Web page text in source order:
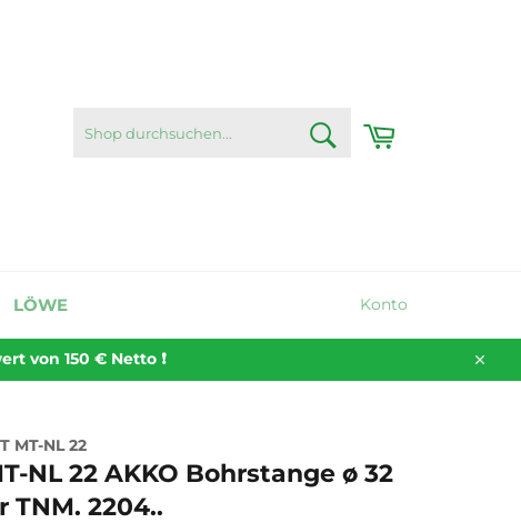
DURCHSUCHEN...
LÖWE Konto
von 150 € Netto ❗️
MT-NL 22
NL 22 AKKO Bohrstange ø 32
TNM. 2204..